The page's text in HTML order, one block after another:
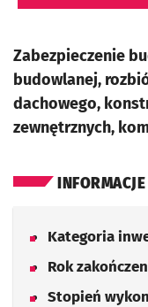
Zabezpieczenie
budowlanej,
dachowego,
zewnętrznych,
Kategoria
Rok
Stopień